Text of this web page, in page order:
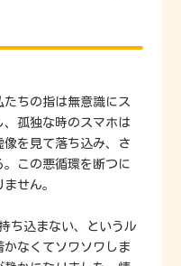
たちの指は無意識にス
孤独な時のスマホは
を見て落ち込み、さ
この悪循環を断つに
せん。
ち込まない、というル
なくてソワソワしま